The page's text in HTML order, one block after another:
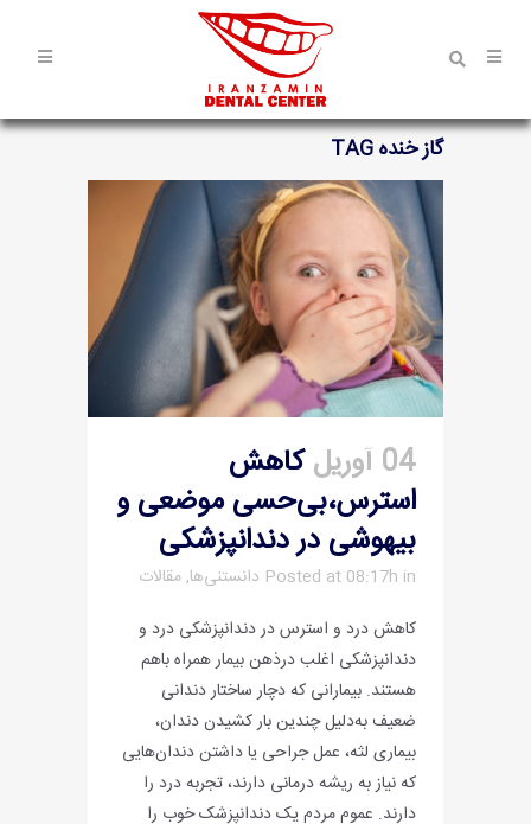
گاز خنده TAG
04 آوریل
کاهش
استرس،بی‌حسی موضعی و
بیهوشی در دندانپزشکی
Posted at 08:17h in دانستنی‌ها,مقالات
کاهش درد و استرس در دندانپزشکی درد و
دندانپزشکی اغلب درذهن بیمار همراه باهم
هستند. بیمارانی که دچار ساختار دندانی
ضعیف به‌دلیل چندین بار کشیدن دندان،
بیماری لثه، عمل جراحی یا داشتن دندان‌هایی
که نیاز به ریشه درمانی دارند، تجربه درد را
دارند. عموم مردم یک دندانپزشک خوب را